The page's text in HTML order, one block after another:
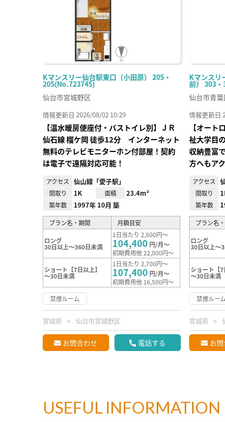
Kマンスリー仙台駅東口（小田原） 205・
205(No.723745)
仙台市宮城野区
情報更新日 2026/08/02 10:29
【温水暖房便座付・バストイレ別】ＪＲ
仙⽯線 榴ケ岡 徒歩12分 インターネット
無料のテレビモニターホン付部屋！契約
は電子で遠隔対応可能！
アクセス 仙山線「愛子駅」
間取り 1K 面積 23.4m²
築年数 1997年 10月 築
プラン名・期間 月額目安
ロング
30日以上～360日未満
1日当たり 2,600円～
104,400 円/月～
初期費用他 22,000円～
ショート【7日以上】
～30日未満
1日当たり 2,700円～
107,400 円/月～
初期費用他 16,500円～
禁煙ルーム
宮城県 仙台市宮城野区
お問合わせ 電話する
Kマンスリ
前） 303
仙台市青葉
情報更新日
【オート
祉大学目
収納豊富
方へもア
アクセス
間取り
築年数
プラン名
ロング
30日以上～
ショート【7
～30日未満
禁煙ルーム
宮城県
お
USEFUL INFORMATION